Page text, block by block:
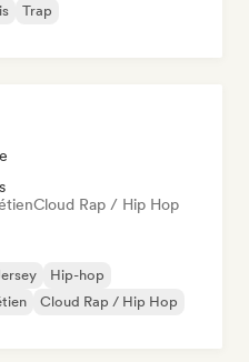
Trap
Cloud Rap / Hip Hop
Hip-hop
Cloud Rap / Hip Hop